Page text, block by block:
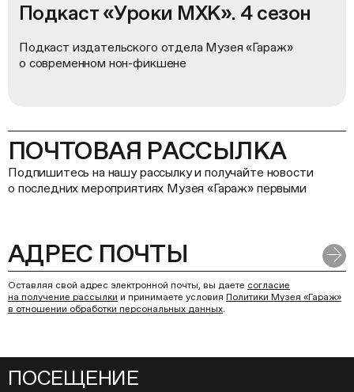
Подкаст «Уроки МХК». 4 сезон
Подкаст издательского отдела Музея «Гараж»
о современном нон-фикшене
ПОЧТОВАЯ РАССЫЛКА
Подпишитесь на нашу рассылку и получайте новости
о последних мероприятиях Музея «Гараж» первыми
Оставляя свой адрес электронной почты, вы даете согласие
на получение рассылки и принимаете условия Политики Музея «Гараж»
в отношении обработки персональных данных.
ПОСЕЩЕНИЕ